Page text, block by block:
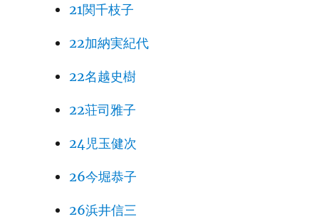
21関千枝子
22加納実紀代
22名越史樹
22荘司雅子
24児玉健次
26今堀恭子
26浜井信三